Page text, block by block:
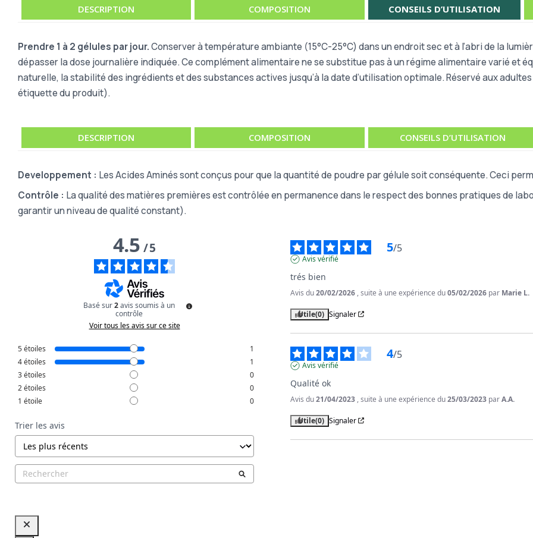
DESCRIPTION COMPOSITION CONSEILS D’UTILISATION
Prendre 1 à 2 gélules par jour.Conserver à température ambiante (15°C-25°C) dans un endroit sec et à l’abri de la
dépasser la dose journalière indiquée. Ce complément alimentaire ne se substitue pas à un régime alimentaire varié et
naturelle, la stabilité des ingrédients et des substances actives jusqu’à la date d’utilisation optimale. Réservé aux
étiquette du produit).
DESCRIPTION COMPOSITION CONSEILS D’UTILISATION
Developpement : Les Acides Aminés sont conçus pour que la quantité de poudre par gélule soit conséquente. Ceci
Contrôle : La qualité des matières premières est contrôlée en permanence dans le respect des bonnes pratiques de
garantir un niveau de qualité constant).
4.5/5
Basé sur2avis soumis à un
contrôle
Voir tous les avis sur ce site
5étoiles
1
4étoiles
1
3étoiles
0
2étoiles
0
1 étoile 0
Trier les avis
5/5
Avis vérifié
trés bien
Avis du20/02/2026 , suite à une expérience du05/02/2026 par Marie L.
Utile(0) Signaler
4/5
Avis vérifié
Qualité ok
Avis du21/04/2023 , suite à une expérience du25/03/2023 parA.A.
Utile(0) Signaler